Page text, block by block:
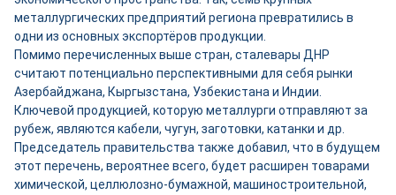
металлургических предприятий региона превратились в
одни из основных экспортёров продукции.
Помимо перечисленных выше стран, сталевары ДНР
считают потенциально перспективными для себя рынки
Азербайджана, Кыргызстана, Узбекистана и Индии.
Ключевой продукцией, которую металлурги отправляют за
рубеж, являются кабели, чугун, заготовки, катанки и др.
Председатель правительства также добавил, что в будущем
этот перечень, вероятнее всего, будет расширен товарами
химической, целлюлозно-бумажной, машиностроительной,